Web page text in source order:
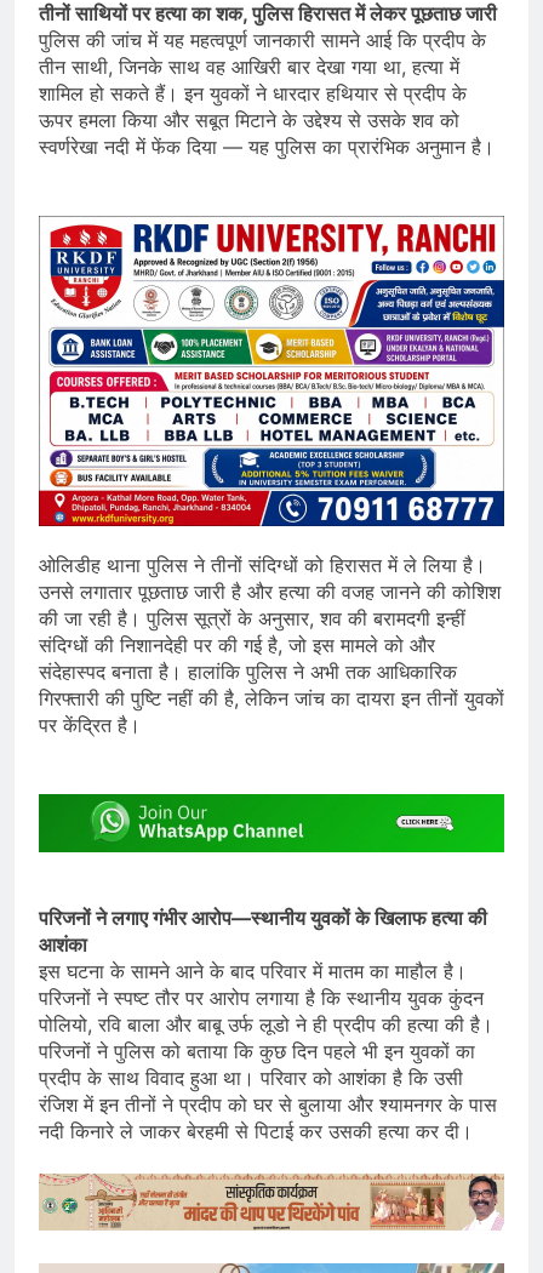
तीनों साथियों पर हत्या का शक, पुलिस हिरासत में लेकर पूछताछ जारी
पुलिस की जांच में यह महत्वपूर्ण जानकारी सामने आई कि प्रदीप के
तीन साथी, जिनके साथ वह आखिरी बार देखा गया था, हत्या में
शामिल हो सकते हैं। इन युवकों ने धारदार हथियार से प्रदीप के
ऊपर हमला किया और सबूत मिटाने के उद्देश्य से उसके शव को
स्वर्णरेखा नदी में फेंक दिया — यह पुलिस का प्रारंभिक अनुमान है।
ओलिडीह थाना पुलिस ने तीनों संदिग्धों को हिरासत में ले लिया है।
उनसे लगातार पूछताछ जारी है और हत्या की वजह जानने की कोशिश
की जा रही है। पुलिस सूत्रों के अनुसार, शव की बरामदगी इन्हीं
संदिग्धों की निशानदेही पर की गई है, जो इस मामले को और
संदेहास्पद बनाता है। हालांकि पुलिस ने अभी तक आधिकारिक
गिरफ्तारी की पुष्टि नहीं की है, लेकिन जांच का दायरा इन तीनों युवकों
पर केंद्रित है।
परिजनों ने लगाए गंभीर आरोप—स्थानीय युवकों के खिलाफ हत्या की
आशंका
इस घटना के सामने आने के बाद परिवार में मातम का माहौल है।
परिजनों ने स्पष्ट तौर पर आरोप लगाया है कि स्थानीय युवक कुंदन
पोलियो, रवि बाला और बाबू उर्फ लूडो ने ही प्रदीप की हत्या की है।
परिजनों ने पुलिस को बताया कि कुछ दिन पहले भी इन युवकों का
प्रदीप के साथ विवाद हुआ था। परिवार को आशंका है कि उसी
रंजिश में इन तीनों ने प्रदीप को घर से बुलाया और श्यामनगर के पास
नदी किनारे ले जाकर बेरहमी से पिटाई कर उसकी हत्या कर दी।